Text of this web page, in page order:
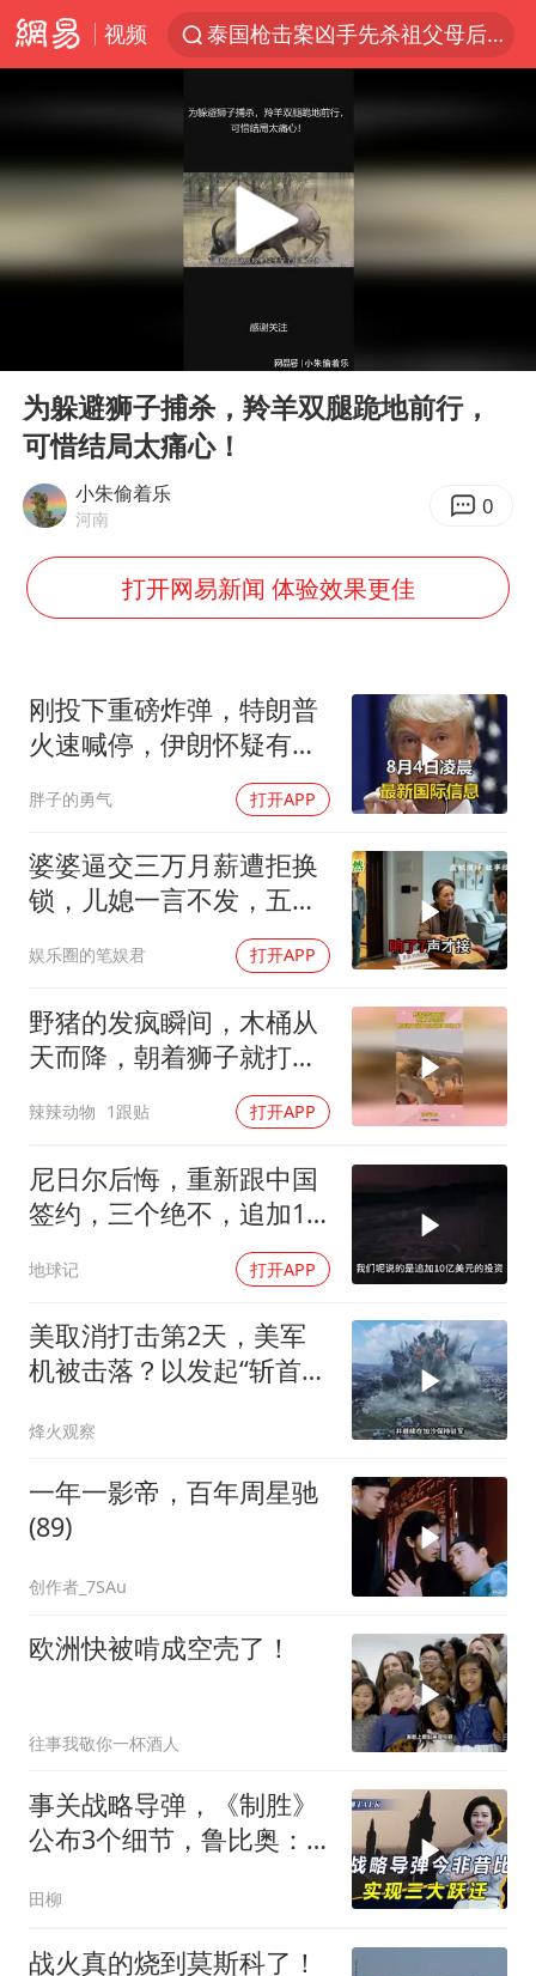
视频
泰国枪击案凶手先杀祖父母后行凶
泰国校园枪击案死亡人数升至7人
江苏发布台风蓝色预警
宇树科技中一签需缴款7.54万元
中国军队坚决反制任何闹海图谋
今日立秋你咬秋了吗
东方之约 相约未来
Play
为躲避狮子捕杀，羚羊双腿跪地前行，
可惜结局太痛心！
小朱偷着乐
河南 0
打开网易新闻 体验效果更佳
刚投下重磅炸弹，特朗普
火速喊停，伊朗怀疑有
诈，美国发撤侨警告
胖子的勇气 打开APP
婆婆逼交三万月薪遭拒换
锁，儿媳一言不发，五天
娱乐圈的笔娱君 打开APP
野猪的发疯瞬间，木桶从
天而降，朝着狮子就打去
辣辣动物 1跟贴 打开APP
尼日尔后悔，重新跟中国
签约，三个绝不，追加10
地球记 打开APP
美取消打击第2天，美军
机被击落？以发起“斩首行
烽火观察
一年一影帝，百年周星驰
(89)
创作者_7SAu
欧洲快被啃成空壳了！
往事我敬你一杯酒人
事关战略导弹，《制胜》
公布3个细节，鲁比奥：
田柳
战火真的烧到莫斯科了！